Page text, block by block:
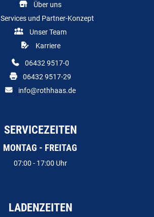
Über uns
Services und Partner-Konzept
Unser Team
Karriere
06432 9517-0
06432 9517-29
info@rothhaas.de
SERVICEZEITEN
MONTAG - FREITAG
07:00 - 17:00 Uhr
LADENZEITEN